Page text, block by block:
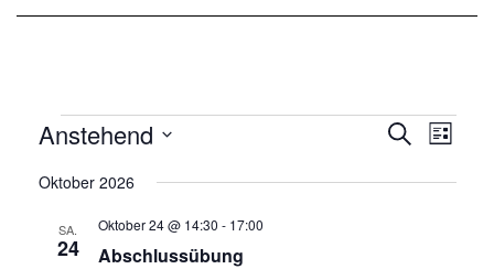
VERANSTALTUNGEN
SUCHE
ANSICHTEN,
Suche
Liste
Anstehend
wählen.
Oktober 2026
SA.
24 Abschlussübung
Oktober 24 @ 14:30 - 17:00